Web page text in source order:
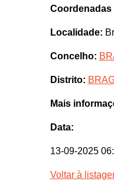
Coordenadas
Localidade:
Concelho:
Distrito:
Mais
Data:
13-09-2025
Voltar à